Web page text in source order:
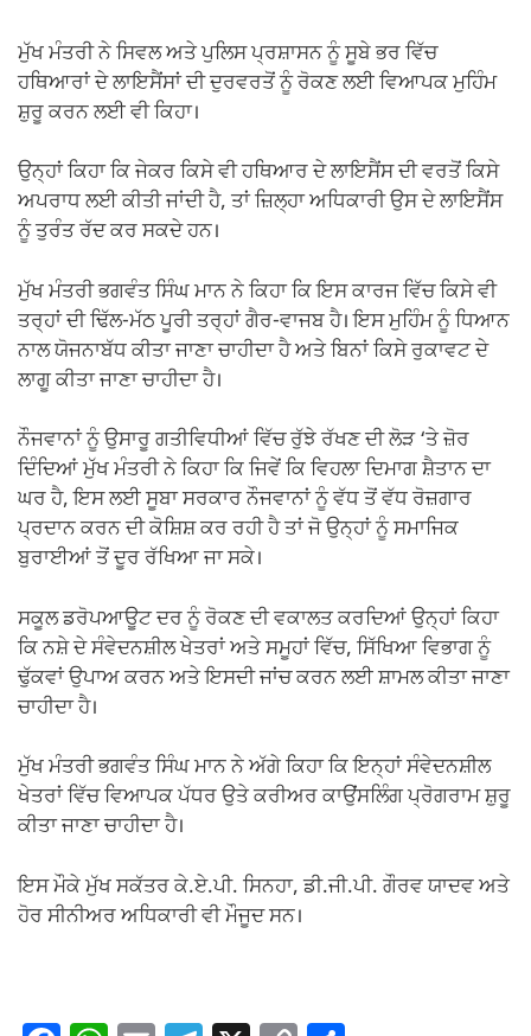
ਮੁੱਖ ਮੰਤਰੀ ਨੇ ਸਿਵਲ ਅਤੇ ਪੁਲਿਸ ਪ੍ਰਸ਼ਾਸਨ ਨੂੰ ਸੂਬੇ ਭਰ ਵਿੱਚ
ਹਥਿਆਰਾਂ ਦੇ ਲਾਇਸੈਂਸਾਂ ਦੀ ਦੁਰਵਰਤੋਂ ਨੂੰ ਰੋਕਣ ਲਈ ਵਿਆਪਕ ਮੁਹਿੰਮ
ਸ਼ੁਰੂ ਕਰਨ ਲਈ ਵੀ ਕਿਹਾ।
ਉਨ੍ਹਾਂ ਕਿਹਾ ਕਿ ਜੇਕਰ ਕਿਸੇ ਵੀ ਹਥਿਆਰ ਦੇ ਲਾਇਸੈਂਸ ਦੀ ਵਰਤੋਂ ਕਿਸੇ
ਅਪਰਾਧ ਲਈ ਕੀਤੀ ਜਾਂਦੀ ਹੈ, ਤਾਂ ਜ਼ਿਲ੍ਹਾ ਅਧਿਕਾਰੀ ਉਸ ਦੇ ਲਾਇਸੈਂਸ
ਨੂੰ ਤੁਰੰਤ ਰੱਦ ਕਰ ਸਕਦੇ ਹਨ।
ਮੁੱਖ ਮੰਤਰੀ ਭਗਵੰਤ ਸਿੰਘ ਮਾਨ ਨੇ ਕਿਹਾ ਕਿ ਇਸ ਕਾਰਜ ਵਿੱਚ ਕਿਸੇ ਵੀ
ਤਰ੍ਹਾਂ ਦੀ ਢਿੱਲ-ਮੱਠ ਪੂਰੀ ਤਰ੍ਹਾਂ ਗੈਰ-ਵਾਜਬ ਹੈ। ਇਸ ਮੁਹਿੰਮ ਨੂੰ ਧਿਆਨ
ਨਾਲ ਯੋਜਨਾਬੱਧ ਕੀਤਾ ਜਾਣਾ ਚਾਹੀਦਾ ਹੈ ਅਤੇ ਬਿਨਾਂ ਕਿਸੇ ਰੁਕਾਵਟ ਦੇ
ਲਾਗੂ ਕੀਤਾ ਜਾਣਾ ਚਾਹੀਦਾ ਹੈ।
ਨੌਜਵਾਨਾਂ ਨੂੰ ਉਸਾਰੂ ਗਤੀਵਿਧੀਆਂ ਵਿੱਚ ਰੁੱਝੇ ਰੱਖਣ ਦੀ ਲੋੜ ‘ਤੇ ਜ਼ੋਰ
ਦਿੰਦਿਆਂ ਮੁੱਖ ਮੰਤਰੀ ਨੇ ਕਿਹਾ ਕਿ ਜਿਵੇਂ ਕਿ ਵਿਹਲਾ ਦਿਮਾਗ ਸ਼ੈਤਾਨ ਦਾ
ਘਰ ਹੈ, ਇਸ ਲਈ ਸੂਬਾ ਸਰਕਾਰ ਨੌਜਵਾਨਾਂ ਨੂੰ ਵੱਧ ਤੋਂ ਵੱਧ ਰੋਜ਼ਗਾਰ
ਪ੍ਰਦਾਨ ਕਰਨ ਦੀ ਕੋਸ਼ਿਸ਼ ਕਰ ਰਹੀ ਹੈ ਤਾਂ ਜੋ ਉਨ੍ਹਾਂ ਨੂੰ ਸਮਾਜਿਕ
ਬੁਰਾਈਆਂ ਤੋਂ ਦੂਰ ਰੱਖਿਆ ਜਾ ਸਕੇ।
ਸਕੂਲ ਡਰੋਪਆਊਟ ਦਰ ਨੂੰ ਰੋਕਣ ਦੀ ਵਕਾਲਤ ਕਰਦਿਆਂ ਉਨ੍ਹਾਂ ਕਿਹਾ
ਕਿ ਨਸ਼ੇ ਦੇ ਸੰਵੇਦਨਸ਼ੀਲ ਖੇਤਰਾਂ ਅਤੇ ਸਮੂਹਾਂ ਵਿੱਚ, ਸਿੱਖਿਆ ਵਿਭਾਗ ਨੂੰ
ਢੁੱਕਵਾਂ ਉਪਾਅ ਕਰਨ ਅਤੇ ਇਸਦੀ ਜਾਂਚ ਕਰਨ ਲਈ ਸ਼ਾਮਲ ਕੀਤਾ ਜਾਣਾ
ਚਾਹੀਦਾ ਹੈ।
ਮੁੱਖ ਮੰਤਰੀ ਭਗਵੰਤ ਸਿੰਘ ਮਾਨ ਨੇ ਅੱਗੇ ਕਿਹਾ ਕਿ ਇਨ੍ਹਾਂ ਸੰਵੇਦਨਸ਼ੀਲ
ਖੇਤਰਾਂ ਵਿੱਚ ਵਿਆਪਕ ਪੱਧਰ ਉਤੇ ਕਰੀਅਰ ਕਾਉਂਸਲਿੰਗ ਪ੍ਰੋਗਰਾਮ ਸ਼ੁਰੂ
ਕੀਤਾ ਜਾਣਾ ਚਾਹੀਦਾ ਹੈ।
ਇਸ ਮੌਕੇ ਮੁੱਖ ਸਕੱਤਰ ਕੇ.ਏ.ਪੀ. ਸਿਨਹਾ, ਡੀ.ਜੀ.ਪੀ. ਗੌਰਵ ਯਾਦਵ ਅਤੇ
ਹੋਰ ਸੀਨੀਅਰ ਅਧਿਕਾਰੀ ਵੀ ਮੌਜੂਦ ਸਨ।